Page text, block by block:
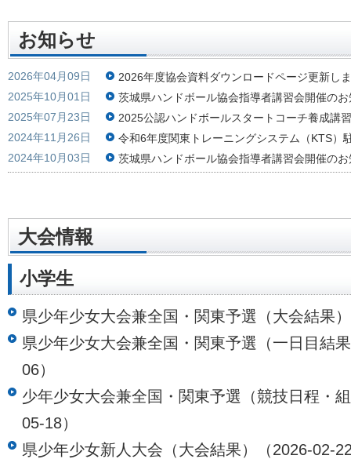
お知らせ
2026年04月09日
2026年度協会資料ダウンロードページ更新し
2025年10月01日
茨城県ハンドボール協会指導者講習会開催の
2025年07月23日
2025公認ハンドボールスタートコーチ養成講
2024年11月26日
令和6年度関東トレーニングシステム（KTS）
2024年10月03日
茨城県ハンドボール協会指導者講習会開催の
大会情報
小学生
県少年少女大会兼全国・関東予選（大会結果
県少年少女大会兼全国・関東予選（一日目結
06）
少年少女大会兼全国・関東予選（競技日程・
05-18）
県少年少女新人大会（大会結果）（2026-02-